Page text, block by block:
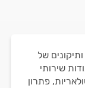
של
שירותי
פתרון